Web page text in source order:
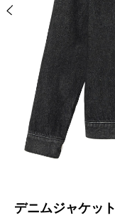
デニムジャケット